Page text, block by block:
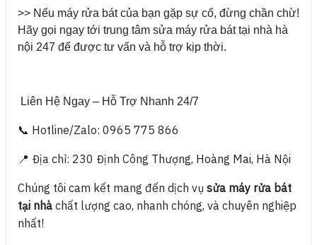
>> Nếu máy rửa bát của bạn gặp sự cố, đừng chần chừ!
Hãy gọi ngay tới trung tâm sửa máy rửa bát tại nhà hà
nội 247 để được tư vấn và hỗ trợ kịp thời.
Liên Hệ Ngay – Hỗ Trợ Nhanh 24/7
📞 Hotline/Zalo: 0965 775 866
📍 Địa chỉ: 230 Định Công Thượng, Hoàng Mai, Hà Nội
Chúng tôi cam kết mang đến dịch vụ sửa máy rửa bát
tại nhà chất lượng cao, nhanh chóng, và chuyên nghiệp
nhất!